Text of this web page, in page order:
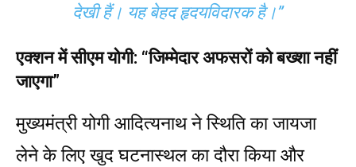
देखी हैं। यह बेहद हृदयविदारक है।”
एक्शन में सीएम योगी: “जिम्मेदार अफसरों को बख्शा नहीं
जाएगा”
मुख्यमंत्री योगी आदित्यनाथ ने स्थिति का जायजा
लेने के लिए खुद घटनास्थल का दौरा किया और